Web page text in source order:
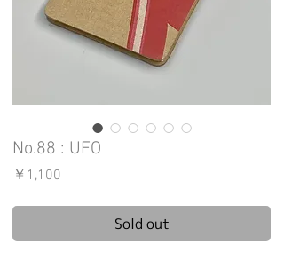
No.88 : UFO
￥1,100
Sold out